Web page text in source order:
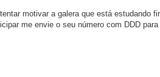
motivar a galera que está
me envie o seu número com DDD